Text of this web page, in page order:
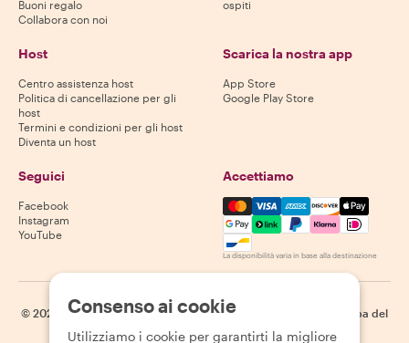
Buoni regalo
Collabora con noi
ospiti
Host
Centro assistenza host
Politica di cancellazione per gli
host
Termini e condizioni per gli host
Diventa un host
Scarica la nostra app
App Store
Google Play Store
Seguici
Facebook
Instagram
YouTube
Accettiamo
Mastercard, Visa, Amex,
La disponibilità varia in base alla destinazione
© 2026 Withlocals.com | Informativa sulla privacy
Mappa del
Consenso ai cookie
Utilizziamo i cookie per garantirti la migliore